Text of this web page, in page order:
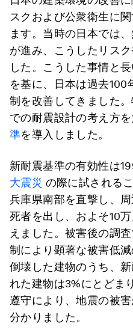
スクおよび公衆衛生に
ます。当時の日本では
が進み、こうしたリス
した。こうした事情と
を基に、日本は過去100
制を改善してきました
での耐震設計の考え方を
準を導入しました。
新耐震基準の有効性は
大震災 の際に試される
兵庫県南部を直撃し、
死者を出し、およそ10
えました。被害後の調
制により顕著な被害低
倒壊した建物のうち、
れた建物は3%にとどま
遵守により、地震の被
分かりました。